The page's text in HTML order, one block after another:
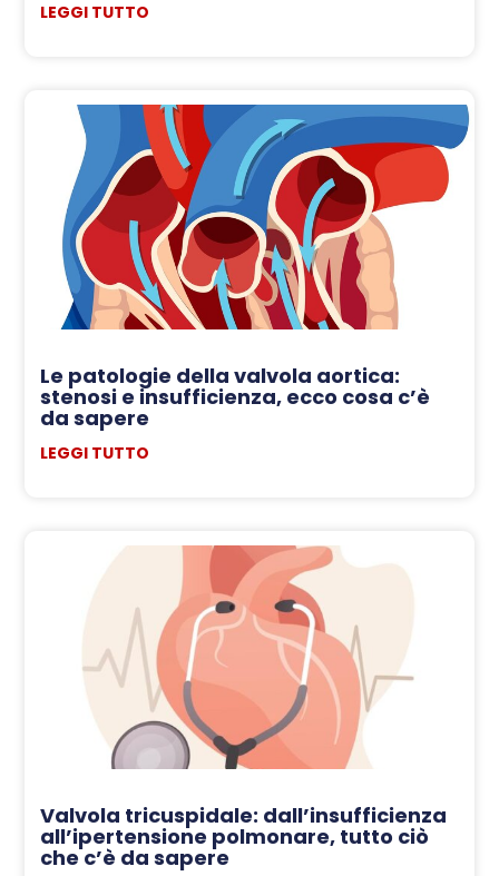
LEGGI TUTTO
Le patologie della valvola aortica:
stenosi e insufficienza, ecco cosa c’è
da sapere
LEGGI TUTTO
Valvola tricuspidale: dall’insufficienza
all’ipertensione polmonare, tutto ciò
che c’è da sapere